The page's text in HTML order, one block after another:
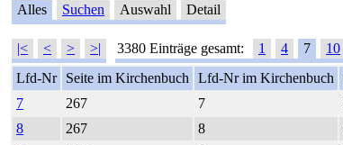
Alles Suchen Auswahl Detail
|< < > >| 3380 Einträge gesamt: 1 4 7 10
Lfd-Nr
Seite im Kirchenbuch Lfd-Nr im Kirchenbuch
7
267 7
8
267 8